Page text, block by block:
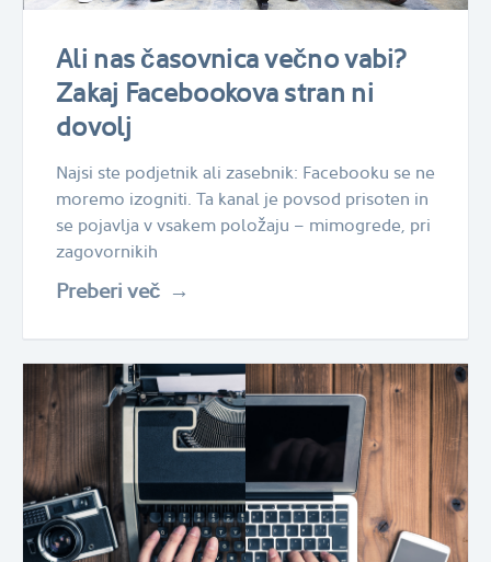
Ali nas časovnica večno vabi?
Zakaj Facebookova stran ni
dovolj
Najsi ste podjetnik ali zasebnik: Facebooku se ne
moremo izogniti. Ta kanal je povsod prisoten in
se pojavlja v vsakem položaju – mimogrede, pri
zagovornikih
Preberi več